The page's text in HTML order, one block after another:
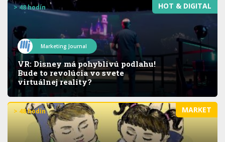
HOT & DIGITAL
> 48 hodín
Marketing Journal
VR: Disney má pohyblivú podlahu!
Bude to revolúcia vo svete
virtuálnej reality?
MARKET
> 48 hodín